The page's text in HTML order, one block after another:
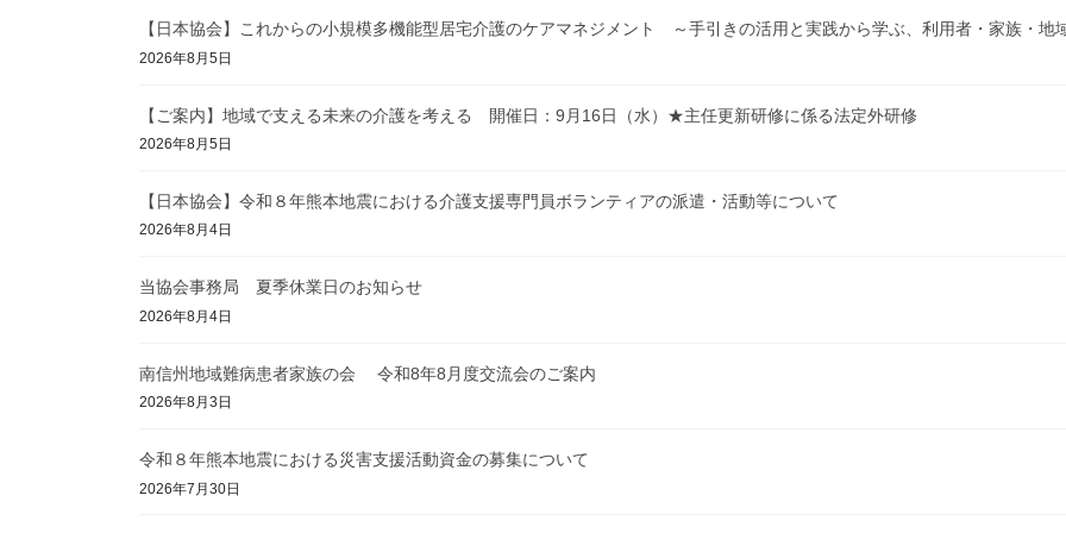
【日本協会】これからの小規模多機能型居宅介護のケアマネジメント ～手引きの活用と実践から学ぶ、利用者・家族・地
2026年8月5日
【ご案内】地域で支える未来の介護を考える 開催日：9月16日（水）★主任更新研修に係る法定外研修
2026年8月5日
【日本協会】令和８年熊本地震における介護支援専門員ボランティアの派遣・活動等について
2026年8月4日
当協会事務局 夏季休業日のお知らせ
2026年8月4日
南信州地域難病患者家族の会 令和8年8月度交流会のご案内
2026年8月3日
令和８年熊本地震における災害支援活動資金の募集について
2026年7月30日